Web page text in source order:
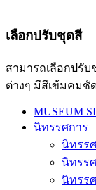
เลือกปรับชุดสี
สามารถเลือกปรับ
ต่างๆ มีสีเข้มคมชั
MUSEUM
นิทรรศการ
นิทรร
นิทรร
นิทรร